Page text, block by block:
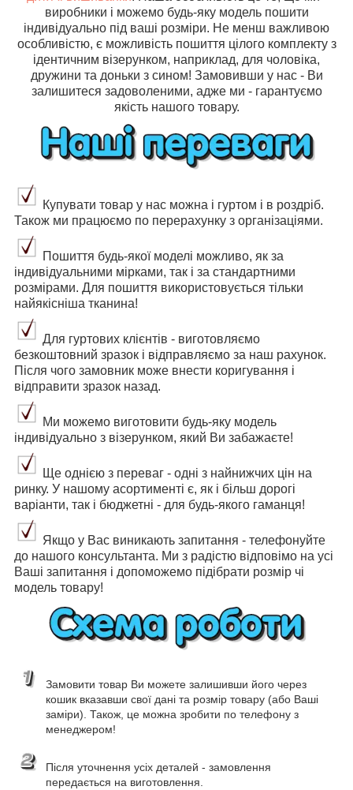
виробники і можемо будь-яку модель пошити
індивідуально під ваші розміри. Не менш важливою
особливістю, є можливість пошиття цілого комплекту з
ідентичним візерунком, наприклад, для чоловіка,
дружини та доньки з сином! Замовивши у нас - Ви
залишитеся задоволеними, адже ми - гарантуємо
якість нашого товару.
Купувати товар у нас можна і гуртом і в роздріб.
Також ми працюємо по перерахунку з організаціями.
Пошиття будь-якої моделі можливо, як за
індивідуальними мірками, так і за стандартними
розмірами. Для пошиття використовується тільки
найякісніша тканина!
Для гуртових клієнтів - виготовляємо
безкоштовний зразок і відправляємо за наш рахунок.
Після чого замовник може внести коригування і
відправити зразок назад.
Ми можемо виготовити будь-яку модель
індивідуально з візерунком, який Ви забажаєте!
Ще однією з переваг - одні з найнижчих цін на
ринку. У нашому асортименті є, як і більш дорогі
варіанти, так і бюджетні - для будь-якого гаманця!
Якщо у Вас виникають запитання - телефонуйте
до нашого консультанта. Ми з радістю відповімо на усі
Ваші запитання і допоможемо підібрати розмір чі
модель товару!
Замовити товар Ви можете залишивши його через
кошик вказавши свої дані та розмір товару (або Ваші
заміри). Також, це можна зробити по телефону з
менеджером!
Після уточнення усіх деталей - замовлення
передається на виготовлення.